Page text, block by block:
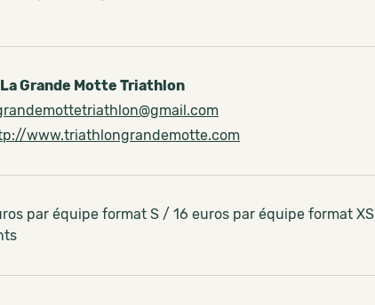
Grande Motte Triathlon
www.triathlongrandemotte.com
par équipe format S / 16 euros par équipe format